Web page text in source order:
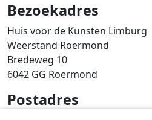
Bezoekadres
Huis voor de Kunsten Limburg
Weerstand Roermond
Bredeweg 10
6042 GG Roermond
Postadres